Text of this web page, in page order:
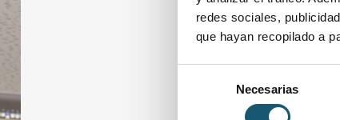
redes sociales,
que hayan recopilado a
consentimiento
Necesarias